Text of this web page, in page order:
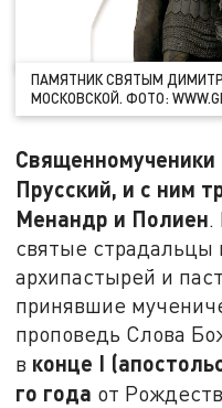
ПАМЯТНИК СВЯТЫМ
МОСКОВСКОЙ. ФОТО:
Священномученики
Прусский, и с ним
Менандр и Полиен.
святые страдальцы
архипастырей и
принявшие
проповедь Слова
в конце I
го года от